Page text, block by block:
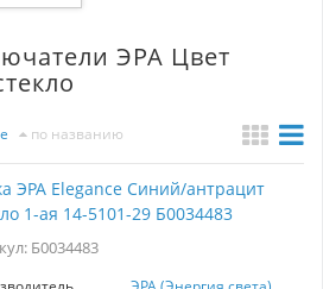
ЭРА Цвет
по названию
ЭРА Elegance Синий/антрацит
1-ая 14-5101-29 Б0034483
Б0034483